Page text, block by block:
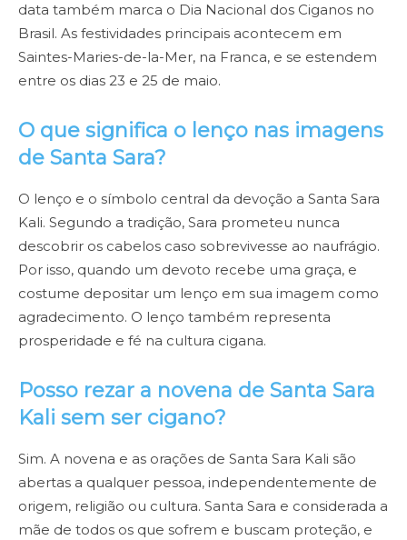
data também marca o Dia Nacional dos Ciganos no
Brasil. As festividades principais acontecem em
Saintes-Maries-de-la-Mer, na Franca, e se estendem
entre os dias 23 e 25 de maio.
O que significa o lenço nas imagens
de Santa Sara?
O lenço e o símbolo central da devoção a Santa Sara
Kali. Segundo a tradição, Sara prometeu nunca
descobrir os cabelos caso sobrevivesse ao naufrágio.
Por isso, quando um devoto recebe uma graça, e
costume depositar um lenço em sua imagem como
agradecimento. O lenço também representa
prosperidade e fé na cultura cigana.
Posso rezar a novena de Santa Sara
Kali sem ser cigano?
Sim. A novena e as orações de Santa Sara Kali são
abertas a qualquer pessoa, independentemente de
origem, religião ou cultura. Santa Sara e considerada a
mãe de todos os que sofrem e buscam proteção, e